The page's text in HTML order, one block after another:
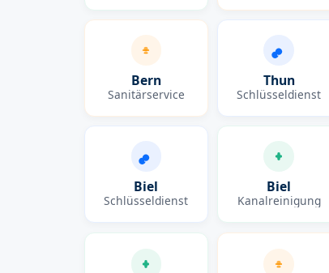
Bern
Sanitärservice
Thun
Schlüsseldienst
Biel
Schlüsseldienst
Biel
Kanalreinigung